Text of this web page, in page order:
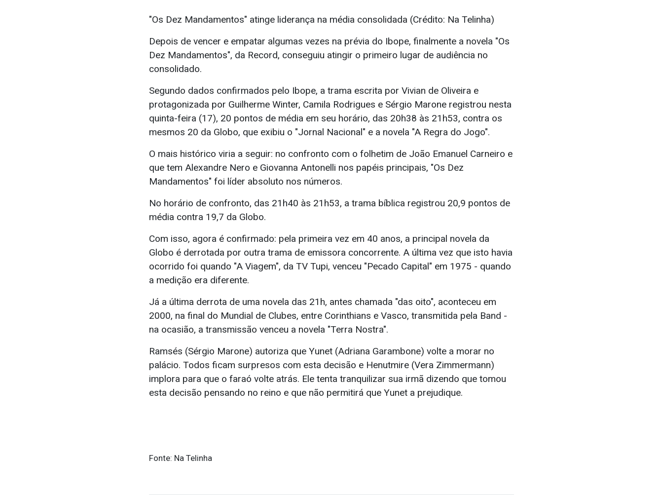
"Os Dez Mandamentos" atinge liderança na média consolidada (Crédito: Na Telinha)
Depois de vencer e empatar algumas vezes na prévia do Ibope, finalmente a novela "Os
Dez Mandamentos", da Record, conseguiu atingir o primeiro lugar de audiência no
consolidado.
Segundo dados confirmados pelo Ibope, a trama escrita por Vivian de Oliveira e
protagonizada por Guilherme Winter, Camila Rodrigues e Sérgio Marone registrou nesta
quinta-feira (17), 20 pontos de média em seu horário, das 20h38 às 21h53, contra os
mesmos 20 da Globo, que exibiu o "Jornal Nacional" e a novela "A Regra do Jogo".
O mais histórico viria a seguir: no confronto com o folhetim de João Emanuel Carneiro e
que tem Alexandre Nero e Giovanna Antonelli nos papéis principais, "Os Dez
Mandamentos" foi líder absoluto nos números.
No horário de confronto, das 21h40 às 21h53, a trama bíblica registrou 20,9 pontos de
média contra 19,7 da Globo.
Com isso, agora é confirmado: pela primeira vez em 40 anos, a principal novela da
Globo é derrotada por outra trama de emissora concorrente. A última vez que isto havia
ocorrido foi quando "A Viagem", da TV Tupi, venceu "Pecado Capital" em 1975 - quando
a medição era diferente.
Já a última derrota de uma novela das 21h, antes chamada "das oito", aconteceu em
2000, na final do Mundial de Clubes, entre Corinthians e Vasco, transmitida pela Band -
na ocasião, a transmissão venceu a novela "Terra Nostra".
Ramsés (Sérgio Marone) autoriza que Yunet (Adriana Garambone) volte a morar no
palácio. Todos ficam surpresos com esta decisão e Henutmire (Vera Zimmermann)
implora para que o faraó volte atrás. Ele tenta tranquilizar sua irmã dizendo que tomou
esta decisão pensando no reino e que não permitirá que Yunet a prejudique.
Fonte: Na Telinha